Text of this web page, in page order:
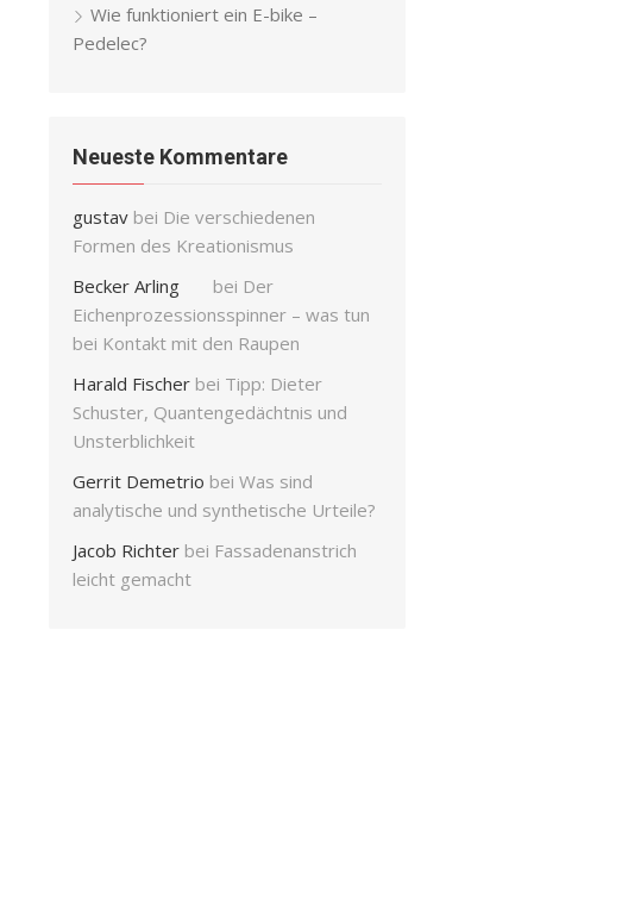
Wie funktioniert ein E-bike –
Pedelec?
Neueste Kommentare
gustav bei Die verschiedenen
Formen des Kreationismus
Becker Arling
bei Der
Eichenprozessionsspinner – was tun
bei Kontakt mit den Raupen
Harald Fischer bei Tipp: Dieter
Schuster, Quantengedächtnis und
Unsterblichkeit
Gerrit Demetrio bei Was sind
analytische und synthetische Urteile?
Jacob Richter bei Fassadenanstrich
leicht gemacht